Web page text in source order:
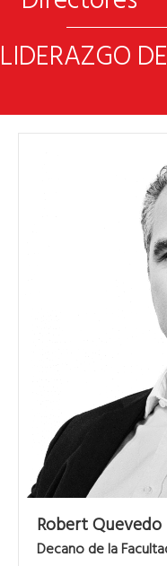
LIDERAZGO
Robert Quevedo
Decano de la